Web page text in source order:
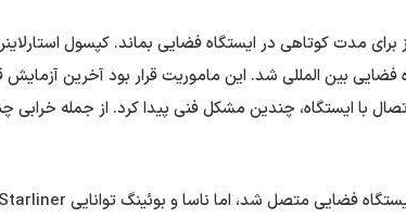
ایستگاه فضایی بین المللی شد. این ماموریت قرار بود آخرین
با ایستگاه، چندین مشکل فنی پیدا کرد. از جمله